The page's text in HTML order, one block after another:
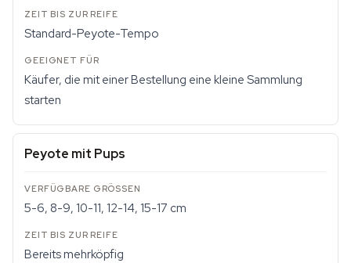
Standard-Peyote-Tempo
Käufer, die mit einer Bestellung eine kleine Sammlung
starten
Peyote mit Pups
5-6, 8-9, 10-11, 12-14, 15-17 cm
Bereits mehrköpfig